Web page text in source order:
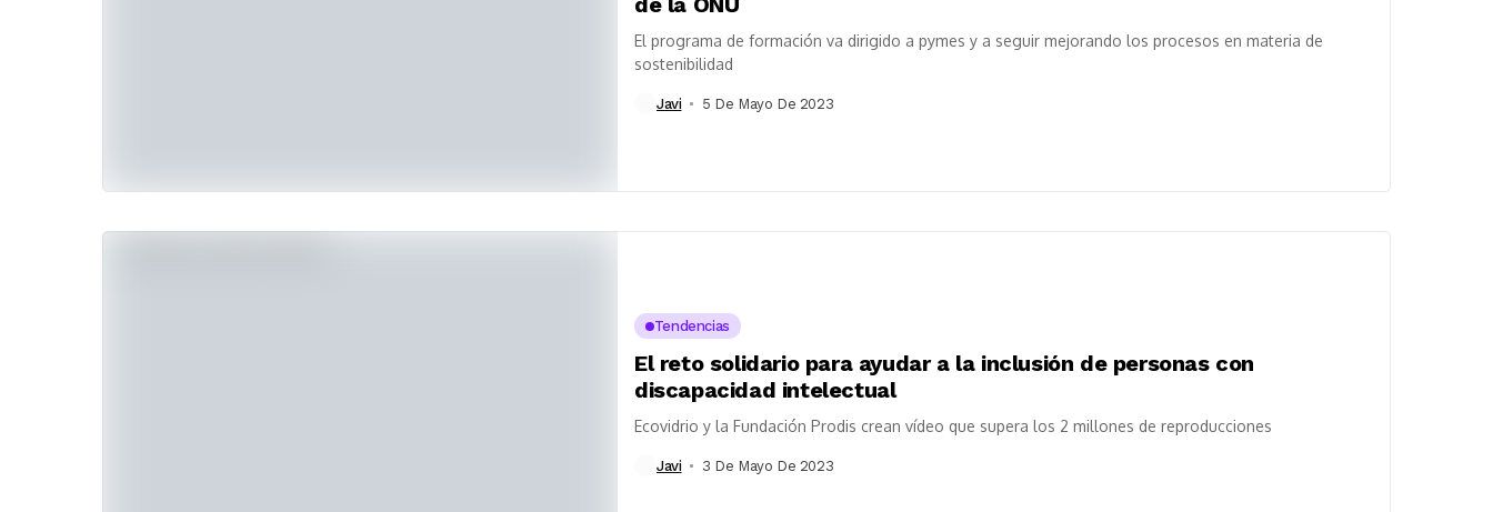
El programa de formación va dirigido a pymes y a seguir mejorando los procesos en materia de
sostenibilidad
Javi 5 De Mayo De 2023
Tendencias
El reto solidario para ayudar a la inclusión de personas con
discapacidad intelectual
Ecovidrio y la Fundación Prodis crean vídeo que supera los 2 millones de reproducciones
Javi 3 De Mayo De 2023